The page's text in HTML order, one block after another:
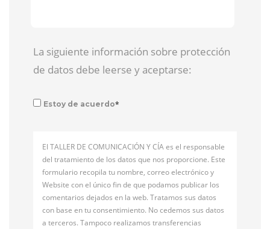
La siguiente información sobre protección
de datos debe leerse y aceptarse:
Estoy de acuerdo*
El TALLER DE COMUNICACIÓN Y CÍA es el responsable
del tratamiento de los datos que nos proporcione. Este
formulario recopila tu nombre, correo electrónico y
Website con el único fin de que podamos publicar los
comentarios dejados en la web. Tratamos sus datos
con base en tu consentimiento. No cedemos sus datos
a terceros. Tampoco realizamos transferencias